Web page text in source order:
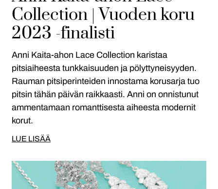
Collection | Vuoden koru
2023 -finalisti
Anni Kaita-ahon Lace Collection karistaa
pitsiaiheesta tunkkaisuuden ja pölyttyneisyyden.
Rauman pitsiperinteiden innostama korusarja tuo
pitsin tähän päivän raikkaasti. Anni on onnistunut
ammentamaan romanttisesta aiheesta modernit
korut.
LUE LISÄÄ